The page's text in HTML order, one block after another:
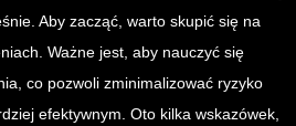
Aby zacząć, warto skupić się na
Ważne jest, aby nauczyć się
co pozwoli zminimalizować ryzyko
efektywnym. Oto kilka wskazówek,